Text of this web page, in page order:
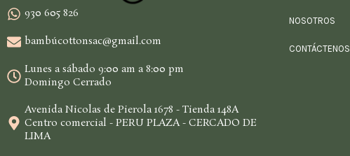
930 605 826
bambúcottonsac@gmail.com
Lunes a sábado 9:00 am a 8:00 pm
Domingo Cerrado
Avenida Nicolas de Pierola 1678 - Tienda 148A
Centro comercial - PERU PLAZA - CERCADO DE
LIMA
NOSOTROS
CONTÁCTENOS